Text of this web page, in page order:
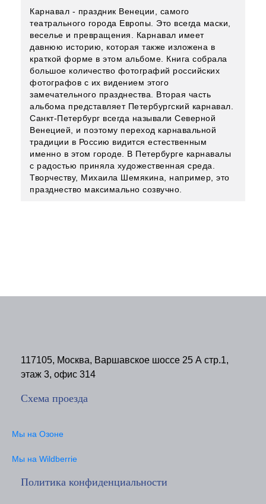
Карнавал - праздник Венеции, самого
театрального города Европы. Это всегда маски,
веселье и превращения. Карнавал имеет
давнюю историю, которая также изложена в
краткой форме в этом альбоме. Книга собрала
большое количество фотографий российских
фотографов с их видением этого
замечательного празднества. Вторая часть
альбома представляет Петербургский карнавал.
Санкт-Петербург всегда называли Северной
Венецией, и поэтому переход карнавальной
традиции в Россию видится естественным
именно в этом городе. В Петербурге карнавалы
с радостью приняла художественная среда.
Творчеству, Михаила Шемякина, например, это
празднество максимально созвучно.
117105, Москва, Варшавское шоссе 25 А стр.1,
этаж 3, офис 314
Схема проезда
Мы на Озоне
Мы на Wildberrie
Политика конфиденциальности